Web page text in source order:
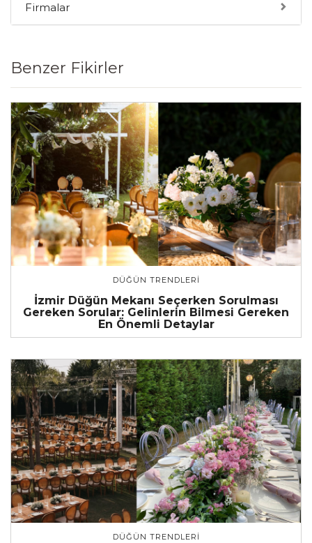
Firmalar
Benzer Fikirler
DÜĞÜN TRENDLERI
İzmir Düğün Mekanı Seçerken Sorulması
Gereken Sorular: Gelinlerin Bilmesi Gereken
En Önemli Detaylar
DÜĞÜN TRENDLERI